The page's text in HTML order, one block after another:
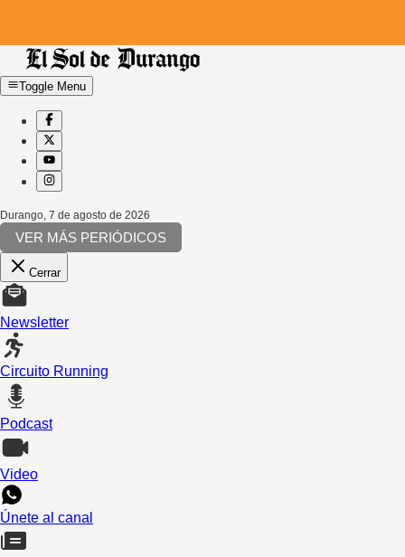
Toggle Menu
Durango 7 de agosto de 2026
VER MÁS PERIÓDICOS
Cerrar
Newsletter
Circuito Running
Podcast
Video
Únete al canal